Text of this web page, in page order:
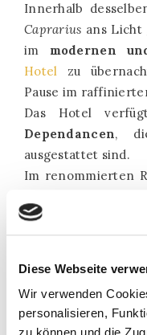
Diese Webseite
Wir verwenden
personalisieren,
Innerhalb
Caprarius ans Licht
im modernen
Hotel zu
Pause im
Das Hotel
Dependancen,
ausgestattet sind.
Im renommierten
Tradition
zu
und mit sorgfältig
Neben den